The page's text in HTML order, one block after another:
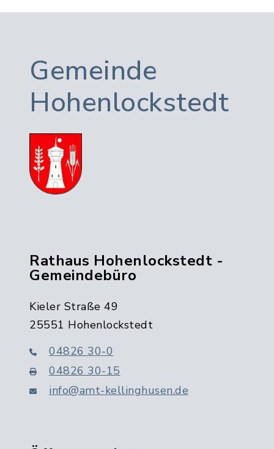
Gemeinde
Hohenlockstedt
Rathaus Hohenlockstedt -
Gemeindebüro
Kieler Straße 49
25551 Hohenlockstedt
04826 30-0
04826 30-15
info@amt-kellinghusen.de